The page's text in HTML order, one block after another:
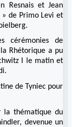
Resnais et Jean
» de Primo Levi et
cérémonies de
Rhétorique a pu
I le matin et
de Tyniec pour
la thématique du
devenue un